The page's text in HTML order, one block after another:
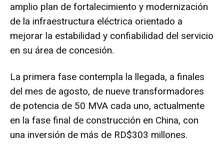
amplio plan de fortalecimiento y modernización
de la infraestructura eléctrica orientado a
mejorar la estabilidad y confiabilidad del servicio
en su área de concesión.
La primera fase contempla la llegada, a finales
del mes de agosto, de nueve transformadores
de potencia de 50 MVA cada uno, actualmente
en la fase final de construcción en China, con
una inversión de más de RD$303 millones.